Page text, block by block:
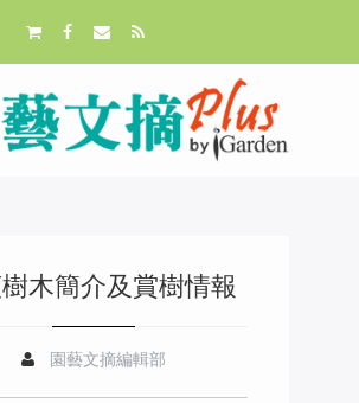
木簡介及賞樹情報
園藝文摘編輯部